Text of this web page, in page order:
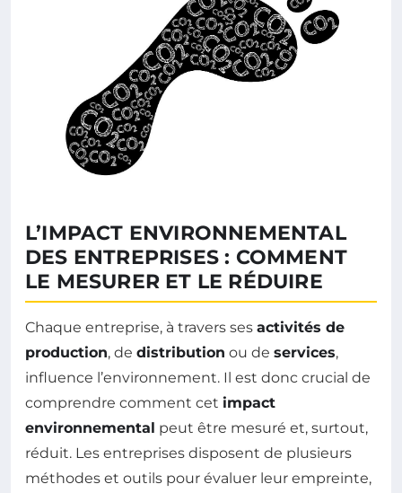
L’IMPACT ENVIRONNEMENTAL
DES ENTREPRISES : COMMENT
LE MESURER ET LE RÉDUIRE
Chaque entreprise, à travers ses activités de
production, de distribution ou de services,
influence l’environnement. Il est donc crucial de
comprendre comment cet impact
environnemental peut être mesuré et, surtout,
réduit. Les entreprises disposent de plusieurs
méthodes et outils pour évaluer leur empreinte,